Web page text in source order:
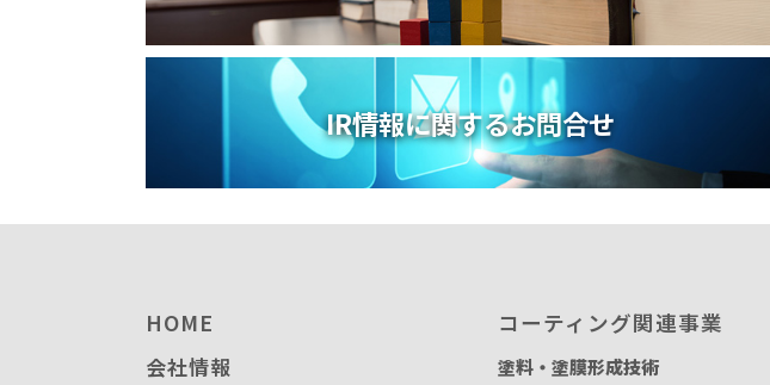
IR情報に関するお問合せ
HOME
会社情報
コーティング関連事業
塗料・塗膜形成技術